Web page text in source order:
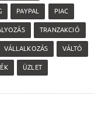
PAYPAL PIAC
TRANZAKCIÓ
VÁLLALKOZÁS VÁLTÓ
ÜZLET